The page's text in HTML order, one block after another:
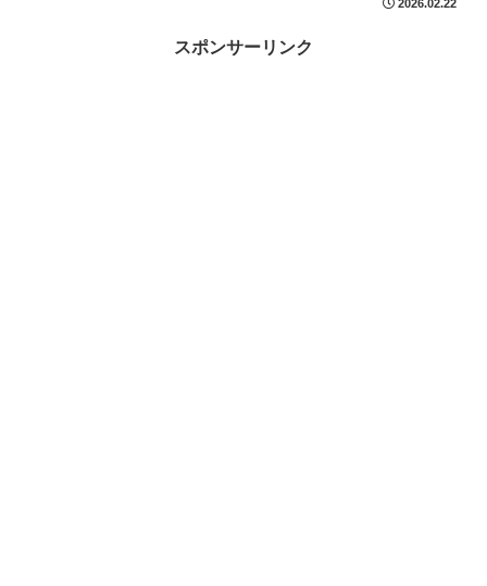
2026.02.22
スポンサーリンク